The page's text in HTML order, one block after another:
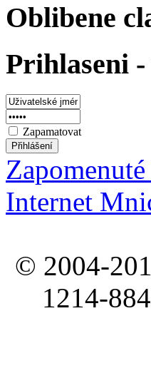
Oblibene
Prihlaseni -
Zapamatovat
Internet
© 2004-
1214-